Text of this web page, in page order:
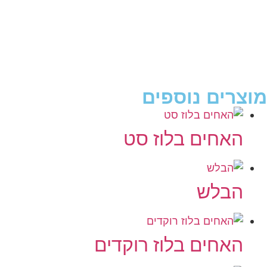
מוצרים נוספים
האחים בלוז סט
הבלש
האחים בלוז רוקדים